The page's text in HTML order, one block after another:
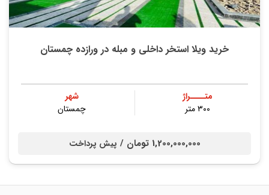
خرید ویلا استخر داخلی و مبله در ورازده چمستان
متــــراژ
۳۰۰ متر
شهر
چمستان
1,200,000,000 تومان / پیش پرداخت